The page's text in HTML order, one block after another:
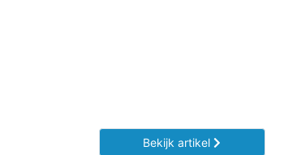
Bekijk artikel